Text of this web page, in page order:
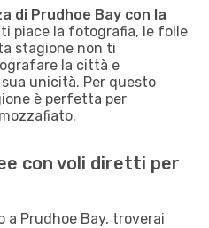
di Prudhoe Bay con la
ti piace la fotografia, le folle
stagione non ti
la città e
unicità. Per questo
è perfetta per
con voli diretti per
a Prudhoe Bay, troverai